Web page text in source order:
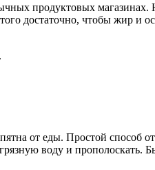
продуктовых
достаточно, чтобы жир и
от еды. Простой способ
воду и прополоскать.